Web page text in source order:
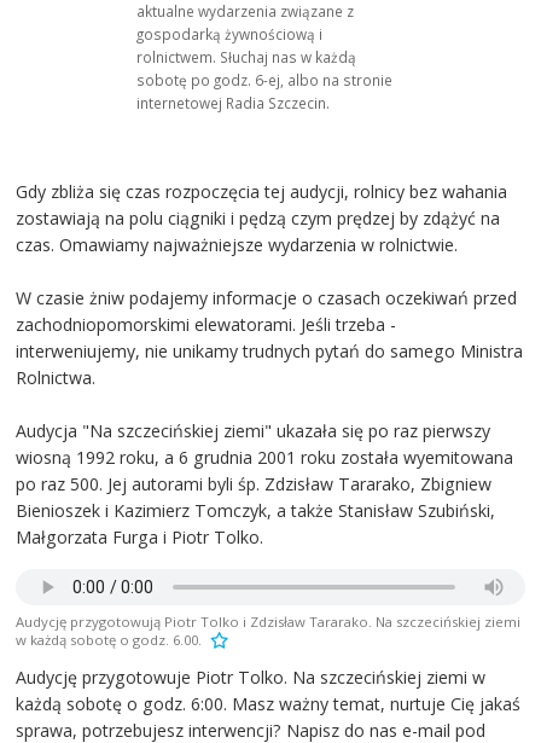
aktualne wydarzenia związane z
gospodarką żywnościową i
rolnictwem. Słuchaj nas w każdą
sobotę po godz. 6-ej, albo na stronie
internetowej Radia Szczecin.
Gdy zbliża się czas rozpoczęcia tej audycji, rolnicy bez wahania
zostawiają na polu ciągniki i pędzą czym prędzej by zdążyć na
czas. Omawiamy najważniejsze wydarzenia w rolnictwie.
W czasie żniw podajemy informacje o czasach oczekiwań przed
zachodniopomorskimi elewatorami. Jeśli trzeba -
interweniujemy, nie unikamy trudnych pytań do samego Ministra
Rolnictwa.
Audycja "Na szczecińskiej ziemi" ukazała się po raz pierwszy
wiosną 1992 roku, a 6 grudnia 2001 roku została wyemitowana
po raz 500. Jej autorami byli śp. Zdzisław Tararako, Zbigniew
Bienioszek i Kazimierz Tomczyk, a także Stanisław Szubiński,
Małgorzata Furga i Piotr Tolko.
Audycję przygotowują Piotr Tolko i Zdzisław Tararako. Na szczecińskiej ziemi
w każdą sobotę o godz. 6.00.
Audycję przygotowuje Piotr Tolko. Na szczecińskiej ziemi w
każdą sobotę o godz. 6:00. Masz ważny temat, nurtuje Cię jakaś
sprawa, potrzebujesz interwencji? Napisz do nas e-mail pod